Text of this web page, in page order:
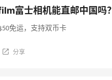
富士相机能直邮中国吗？
免运，支持双币卡
分享